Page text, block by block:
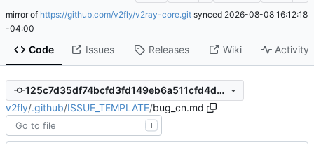
mirror of https://github.com/v2fly/v2ray-core.git synced 2026-08-08 16:12:18
-04:00
Code Issues Releases Wiki Activity
125c7d35df74bcfd3fd149eb6a511cfd4d946148
v2fly/.github/ISSUE_TEMPLATE/bug_cn.md
T